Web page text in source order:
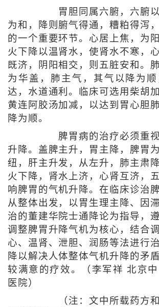
胃胆同属六腑，六腑以
为和，降则腑气得通，糟粕得泻
的一个重要环节。心居上焦，为
火下降以温肾水，使肾水不寒，
既济，阴阳相交，则五脏安和。
为华盖，肺主气，其气以降为
达，水道通利。临床可选用柴胡
黄连阿胶汤加减，以达到胃心胆
降为顺。
脾胃病的治疗必须重视
升降。盖脾主升，胃主降，脾胃
纽，肝主升发，从左升，肺主肃
火下降，肾水上济，心肾互济，
响脾胃的气机升降。在临床诊治
从整体出发，以胃生理主降、因
治的董建华院士通降论为指导，
调整脾胃升降气机为核心，结合
心、温肾、泄胆、润肠等法进行
降以解决人体整体气机升降的矛
较满意的疗效。（李军祥 北京
医院）
（注：文中所载药方和